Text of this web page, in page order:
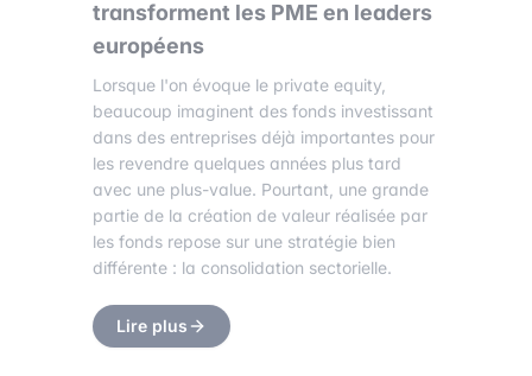
transforment les PME en leaders
européens
Lorsque l'on évoque le private equity,
beaucoup imaginent des fonds investissant
dans des entreprises déjà importantes pour
les revendre quelques années plus tard
avec une plus-value. Pourtant, une grande
partie de la création de valeur réalisée par
les fonds repose sur une stratégie bien
différente : la consolidation sectorielle.
Lire plus